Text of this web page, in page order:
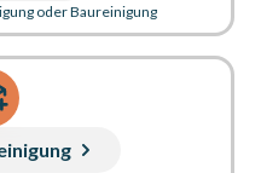
oder Baureinigung